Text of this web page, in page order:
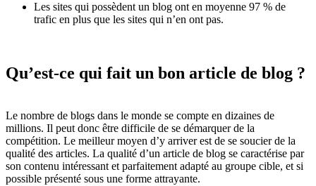
Les sites qui possèdent un blog ont en moyenne 97 % de
trafic en plus que les sites qui n’en ont pas.
Qu’est-ce qui fait un bon article de blog ?
Le nombre de blogs dans le monde se compte en dizaines de
millions. Il peut donc être difficile de se démarquer de la
compétition. Le meilleur moyen d’y arriver est de se soucier de la
qualité des articles. La qualité d’un article de blog se caractérise par
son contenu intéressant et parfaitement adapté au groupe cible, et si
possible présenté sous une forme attrayante.